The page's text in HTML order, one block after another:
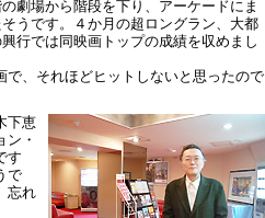
劇場から階段を下り、アーケードにま
うです。４か月の超ロングラン、大都
行では同映画トップの成績を収めまし
、それほどヒットしないと思ったので
下恵
・
す
で
忘れ